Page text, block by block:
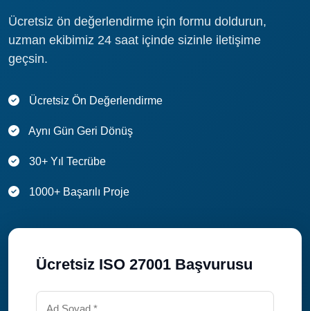
Ücretsiz ön değerlendirme için formu doldurun,
uzman ekibimiz 24 saat içinde sizinle iletişime
geçsin.
Ücretsiz Ön Değerlendirme
Aynı Gün Geri Dönüş
30+ Yıl Tecrübe
1000+ Başarılı Proje
Ücretsiz ISO 27001 Başvurusu